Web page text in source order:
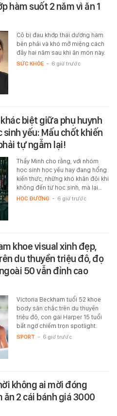
hàm suốt 2 năm vì ăn 1
Cô bị đau khớp thái dương hàm
bên phải và khó mở miệng cách
đây hai năm sau khi ăn món này.
SỨC KHỎE - 6 giờ trước
biệt giữa phụ huynh
sinh yếu: Mấu chốt khiến
tự ngẫm lại!
Thầy Minh cho rằng, với nhóm
học sinh học yếu hay đang hổng
kiến thức, những khó khăn đôi khi
không đến từ học sinh, mà lại…
HỌC ĐƯỜNG - 6 giờ trước
khoe visual xinh đẹp,
du thuyền triệu đô, đọ
50 vẫn đỉnh cao
Victoria Beckham tuổi 52 khoe
body săn chắc trên du thuyền
triệu đô, con gái Harper 15 tuổi
bất ngờ chiếm trọn spotlight.
SPORT - 6 giờ trước
không ai mời đóng
ăn 2 cái bánh giá 3000